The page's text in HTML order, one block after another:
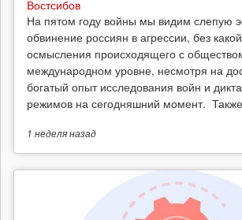
Востсибов
На пятом году войны мы видим слепую
обвинение россиян в агрессии, без
осмысления происходящего с
международном уровне, несмотря на
богатый опыт исследования войн и
режимов на сегодняшний момент.
1 неделяназад